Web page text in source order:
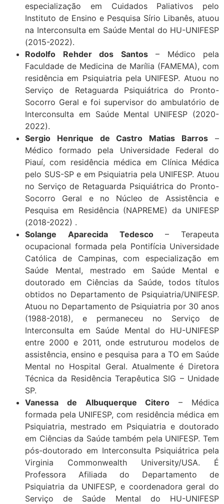
especialização em Cuidados Paliativos pelo
Instituto de Ensino e Pesquisa Sírio Libanês, atuou
na Interconsulta em Saúde Mental do HU-UNIFESP
(2015-2022).
Rodolfo Rehder dos Santos– Médico pela
Faculdade de Medicina de Marília (FAMEMA), com
residência em Psiquiatria pela UNIFESP. Atuou no
Serviço de Retaguarda Psiquiátrica do Pronto-
Socorro Geral e foi supervisor do ambulatório de
Interconsulta em Saúde Mental UNIFESP (2020-
2022).
Sergio Henrique de Castro Matias Barros –
Médico formado pela Universidade Federal do
Piauí, com residência médica em Clínica Médica
pelo SUS-SP e em Psiquiatria pela UNIFESP. Atuou
no Serviço de Retaguarda Psiquiátrica do Pronto-
Socorro Geral e no Núcleo de Assistência e
Pesquisa em Residência (NAPREME) da UNIFESP
(2018-2022) .
Solange Aparecida Tedesco– Terapeuta
ocupacional formada pela Pontifícia Universidade
Católica de Campinas, com especialização em
Saúde Mental, mestrado em Saúde Mental e
doutorado em Ciências da Saúde, todos títulos
obtidos no Departamento de Psiquiatria/UNIFESP.
Atuou no Departamento de Psiquiatria por 30 anos
(1988-2018), e permaneceu no Serviço de
Interconsulta em Saúde Mental do HU-UNIFESP
entre 2000 e 2011, onde estruturou modelos de
assistência, ensino e pesquisa para a TO em Saúde
Mental no Hospital Geral. Atualmente é Diretora
Técnica da Residência Terapêutica SIG – Unidade
SP.
Vanessa de Albuquerque Citero – Médica
formada pela UNIFESP, com residência médica em
Psiquiatria, mestrado em Psiquiatria e doutorado
em Ciências da Saúde também pela UNIFESP. Tem
pós-doutorado em Interconsulta Psiquiátrica pela
Virginia Commonwealth University/USA. É
Professora Afiliada do Departamento de
Psiquiatria da UNIFESP, e coordenadora geral do
Serviço de Saúde Mental do HU-UNIFESP